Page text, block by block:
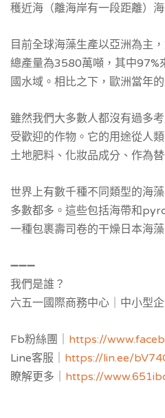
穫近海（離海岸有一段距離）海
目前全球海藻生產以亞洲為主
總產量為3580萬噸，其中97%
國水域。 相比之下，歐洲當年
雖然我們大多數人都沒有過多
受歡迎的作物。它的用途從人
土地肥料、化妝品成分、作為
世界上有數千種不同類型的海
多數都多。這些包括海帶和
一種包裹壽司卷的干燥日本海
年，這一數字將飆升至 950 億美
➖➖➖
我們是誰？
六五一國際商務中心｜中小型
登記，服務空間：客製化獨立
多功能會議室，教育講座場地。
Fb粉絲團｜ https://
Line客服｜ https://lin.ee/
瞭解更多｜ https://